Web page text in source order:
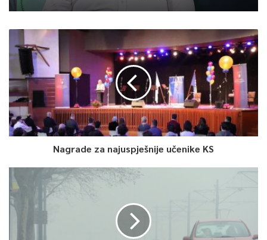
Nagrade za najuspješnije učenike KS